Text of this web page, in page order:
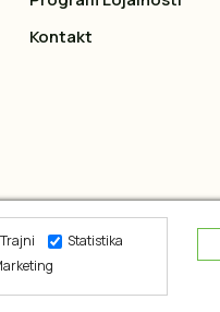
Kontakt
Trajni
Statistika